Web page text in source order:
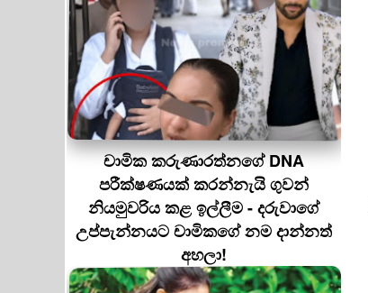
චාමික කරුණාරත්නගේ DNA
පරීක්ෂණයක් කරන්නැයි ගුවන්
නියමුවරිය කළ ඉල්ලීම - දරුවාගේ
උප්පැන්නයට චාමිකගේ නම දාන්නත්
අහලා!